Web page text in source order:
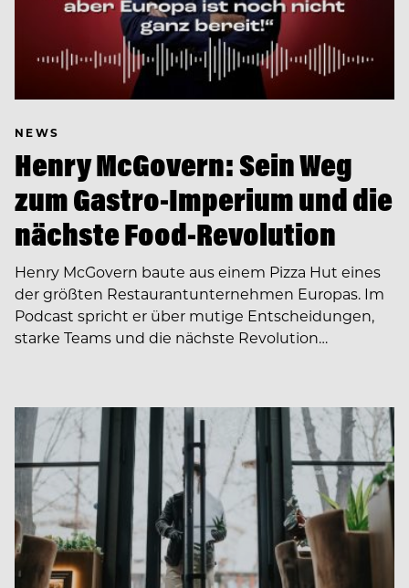
NEWS
Henry McGovern: Sein Weg
zum Gastro-Imperium und die
nächste Food-Revolution
Henry McGovern baute aus einem Pizza Hut eines
der größten Restaurantunternehmen Europas. Im
Podcast spricht er über mutige Entscheidungen,
starke Teams und die nächste Revolution…